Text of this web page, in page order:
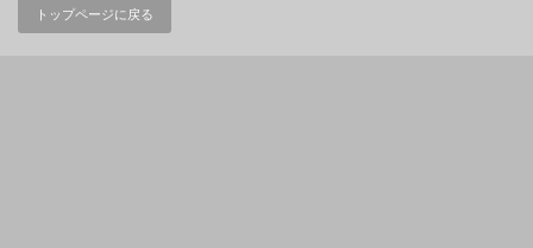
トップページに戻る